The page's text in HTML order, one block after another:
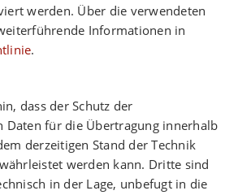
werden. Über die verwendeten
Informationen in
.
dass der Schutz der
Daten für die Übertragung innerhalb
derzeitigen Stand der Technik
werden kann. Dritte sind
in der Lage, unbefugt in die